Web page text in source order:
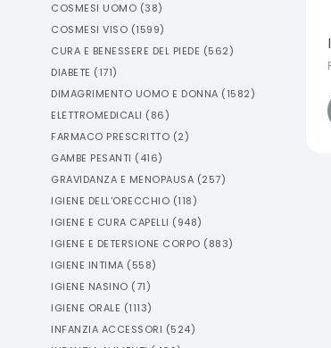
COSMESI UOMO (38)
COSMESI VISO (1599)
CURA E BENESSERE DEL PIEDE (562)
DIABETE (171)
DIMAGRIMENTO UOMO E DONNA (1582)
ELETTROMEDICALI (86)
FARMACO PRESCRITTO (2)
GAMBE PESANTI (416)
GRAVIDANZA E MENOPAUSA (257)
IGIENE DELL'ORECCHIO (118)
IGIENE E CURA CAPELLI (948)
IGIENE E DETERSIONE CORPO (883)
IGIENE INTIMA (558)
IGIENE NASINO (71)
IGIENE ORALE (1113)
INFANZIA ACCESSORI (524)